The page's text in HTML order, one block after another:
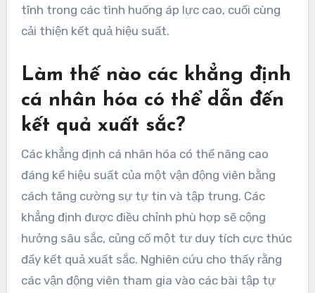
tĩnh trong các tình huống áp lực cao, cuối cùng
cải thiện kết quả hiệu suất.
Làm thế nào các khẳng định
cá nhân hóa có thể dẫn đến
kết quả xuất sắc?
Các khẳng định cá nhân hóa có thể nâng cao
đáng kể hiệu suất của một vận động viên bằng
cách tăng cường sự tự tin và tập trung. Các
khẳng định được điều chỉnh phù hợp sẽ cộng
hưởng sâu sắc, củng cố một tư duy tích cực thúc
đẩy kết quả xuất sắc. Nghiên cứu cho thấy rằng
các vận động viên tham gia vào các bài tập tự